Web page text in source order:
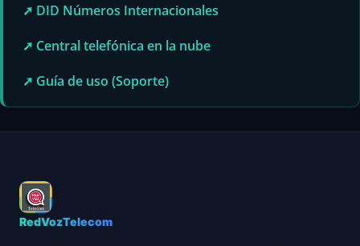
➚ DID Números Internacionales
➚ Central telefónica en la nube
➚ Guía de uso (Soporte)
RedVozTelecom